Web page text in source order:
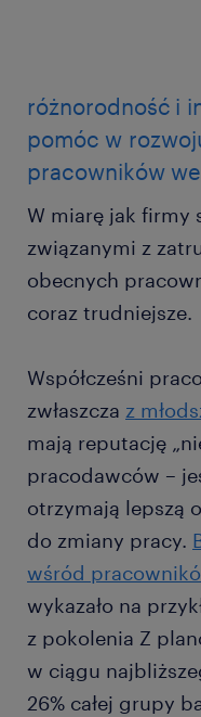
różnorodność i
pomóc w
pracowników
W miarę jak firmy
związanymi z
obecnych
coraz trudniejsze.
Współcześni
zwłaszcza z
mają reputację
pracodawców –
otrzymają lepszą
do zmiany pracy.
wśród
wykazało na
z pokolenia Z
w ciągu
26% całej grupy